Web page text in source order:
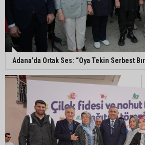
Ayhan Barut:
ediyor"
ASKİ'den
altyapısına güçlü
Müzeyyen Şevkin:
Adana’da Ortak Ses: “Oya Tekin Serbest